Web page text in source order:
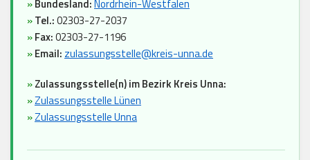
»Bundesland:Nordrhein-Westfalen
»Tel.:02303-27-2037
»Fax:02303-27-1196
»Email: zulassungsstelle@kreis-unna.de
»Zulassungsstelle(n) im Bezirk Kreis Unna:
»Zulassungsstelle Lünen
»Zulassungsstelle Unna